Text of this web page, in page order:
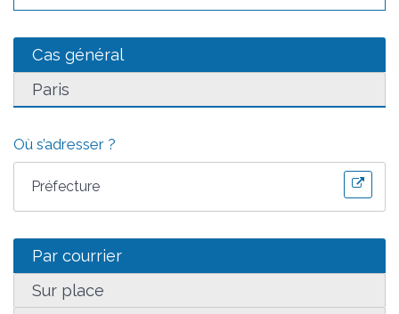
Cas général
Paris
Où s’adresser ?
Préfecture
Par courrier
Sur place